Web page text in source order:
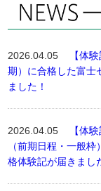
2026.04.05
【体
期）に合格した富士
ました！
2026.04.05
【体
（前期日程・一般
格体験記が届きまし